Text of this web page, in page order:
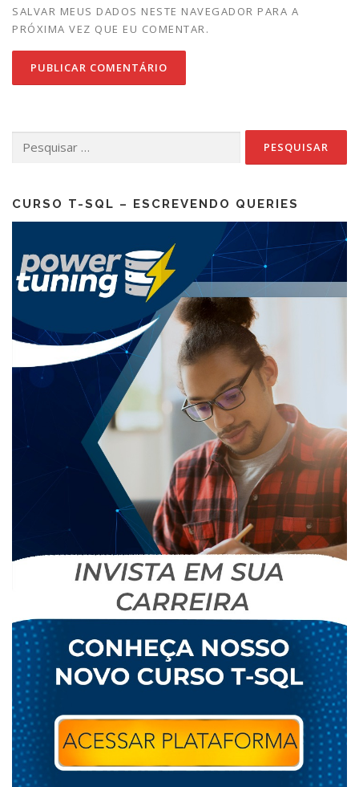
SALVAR MEUS DADOS NESTE NAVEGADOR PARA A
PRÓXIMA VEZ QUE EU COMENTAR.
por:
CURSO T-SQL – ESCREVENDO QUERIES